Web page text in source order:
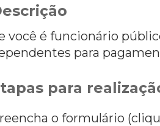
você é funcionário
para
para
o formulário